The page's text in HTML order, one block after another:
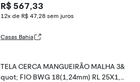
R$ 567,33
12x de R$ 47,28 sem juros
Casas Bahia
TELA CERCA MANGUEIRÃO MALHA 3&
quot; FIO BWG 18(1,24mm) RL 25X1,5